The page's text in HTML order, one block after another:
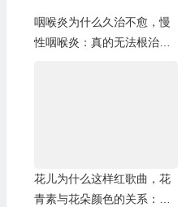
咽喉炎为什么久治不愈，慢
性咽喉炎：真的无法根治
花儿为什么这样红歌曲，花
青素与花朵颜色的关系：更